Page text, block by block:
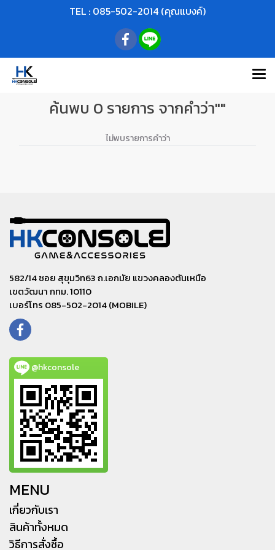
TEL : 085-502-2014 (คุณแบงค์)
ค้นพบ 0 รายการ จากคำว่า""
ไม่พบรายการคำว่า
582/14 ซอย สุขุมวิท63 ถ.เอกมัย แขวงคลองตันเหนือ
เขตวัฒนา กทม. 10110
เบอร์โทร 085-502-2014 (MOBILE)
@hkconsole
MENU
เกี่ยวกับเรา
สินค้าทั้งหมด
วิธีการสั่งซื้อ